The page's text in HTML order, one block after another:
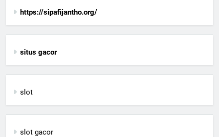
https://sipafijantho.org/
situs gacor
slot
slot gacor